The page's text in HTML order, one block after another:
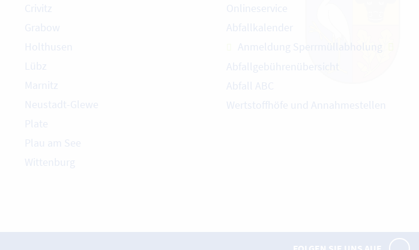
Crivitz
Grabow
Holthusen
Lübz
Marnitz
Neustadt-Glewe
Plate
Plau am See
Wittenburg
Onlineservice
Abfallkalender
Anmeldung Sperrmüllabholung
Abfallgebührenübersicht
Abfall ABC
Wertstoffhöfe und Annahmestellen